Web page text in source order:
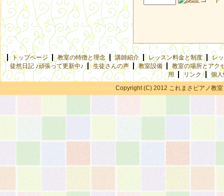
トップページ 教室の特徴と理念 講師紹介 レッスン料金と制度
レ
徒然日記 ♪頑張って更新中♪
生徒さんの声 教室設備
教室の場所とアク
用
リンク
個
Copyright (C) 2012 これまさピアノ教